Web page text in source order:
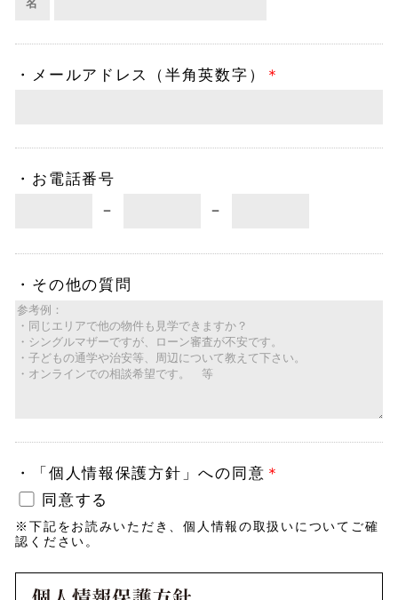
名
・ メールアドレス（半角英数字） ＊
・ お電話番号
－
－
・ その他の質問
・ 「個人情報保護方針」への同意 ＊
同意する
※下記をお読みいただき、個人情報の取扱いについてご確
認ください。